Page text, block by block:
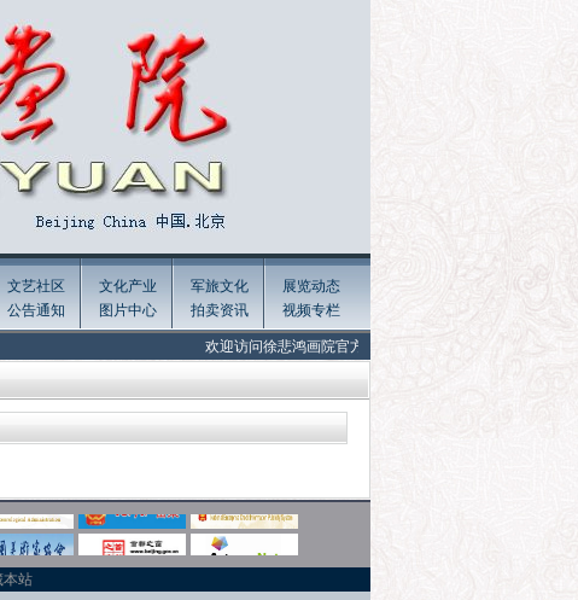
文艺社区
公告通知
文化产业
图片中心
军旅文化
拍卖资讯
展览动态
视频专栏
欢迎访问徐悲鸿画院官方网站 Welcome to the official website
本站